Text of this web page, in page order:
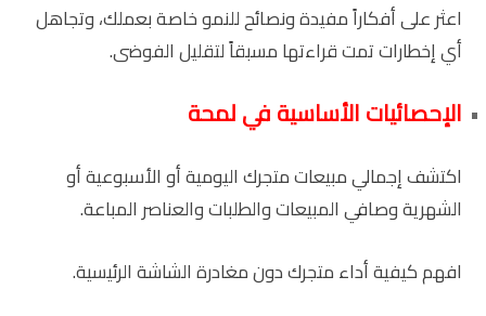
اعثر على أفكاراً مفيدة ونصائح للنمو خاصة بعملك، وتجاهل
أي إخطارات تمت قراءتها مسبقاً لتقليل الفوضى.
الإحصائيات الأساسية في لمحة
اكتشف إجمالي مبيعات متجرك اليومية أو الأسبوعية أو
الشهرية وصافي المبيعات والطلبات والعناصر المباعة.
افهم كيفية أداء متجرك دون مغادرة الشاشة الرئيسية.